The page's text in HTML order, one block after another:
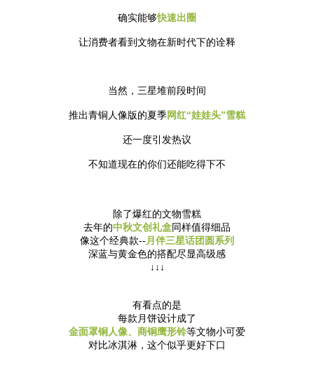
确实能够快速出圈
让消费者看到文物在新时代下的诠释
当然，三星堆前段时间
推出青铜人像版的夏季网红“娃娃头”雪糕
还一度引发热议
不知道现在的你们还能吃得下不
除了爆红的文物雪糕
去年的中秋文创礼盒 同样值得细品
像这个经典款--月伴三星话团圆系列
深蓝与黄金色的搭配尽显高级感
↓↓↓
有看点的是
每款月饼设计成了
金面罩铜人像、商铜鹰形铃等文物小可爱
对比冰淇淋，这个似乎更好下口